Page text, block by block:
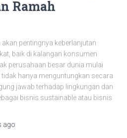
Ramah
pentingnya keberlanjutan
baik di kalangan konsumen
perusahaan besar dunia mulai
hanya menguntungkan secara
jawab terhadap lingkungan dan
bisnis sustainable atau bisnis
ago